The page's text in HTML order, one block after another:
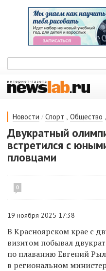
Новости / Спорт , Общество ,
Двукратный
встретился с
пловцами
0
19 ноября 2025 17:38
В Красноярском крае с
визитом побывал
по плаванию Евгений
в региональном